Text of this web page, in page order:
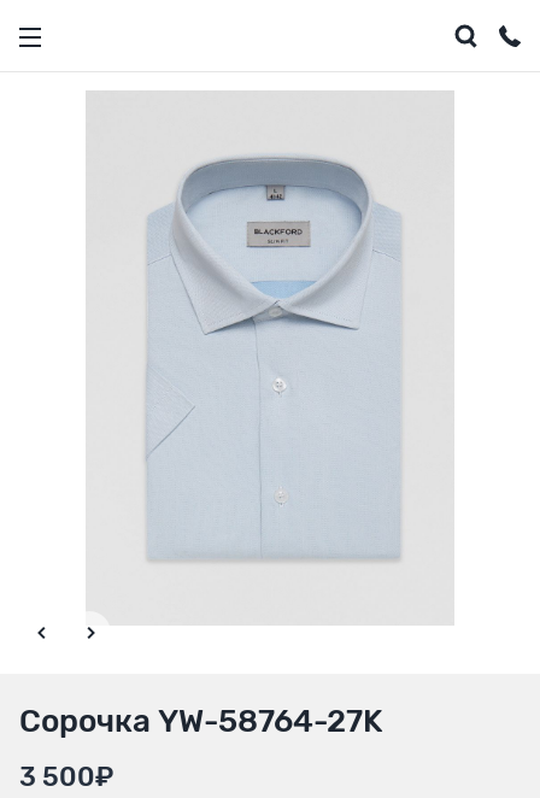
Сорочка YW-58764-27K
3 500₽